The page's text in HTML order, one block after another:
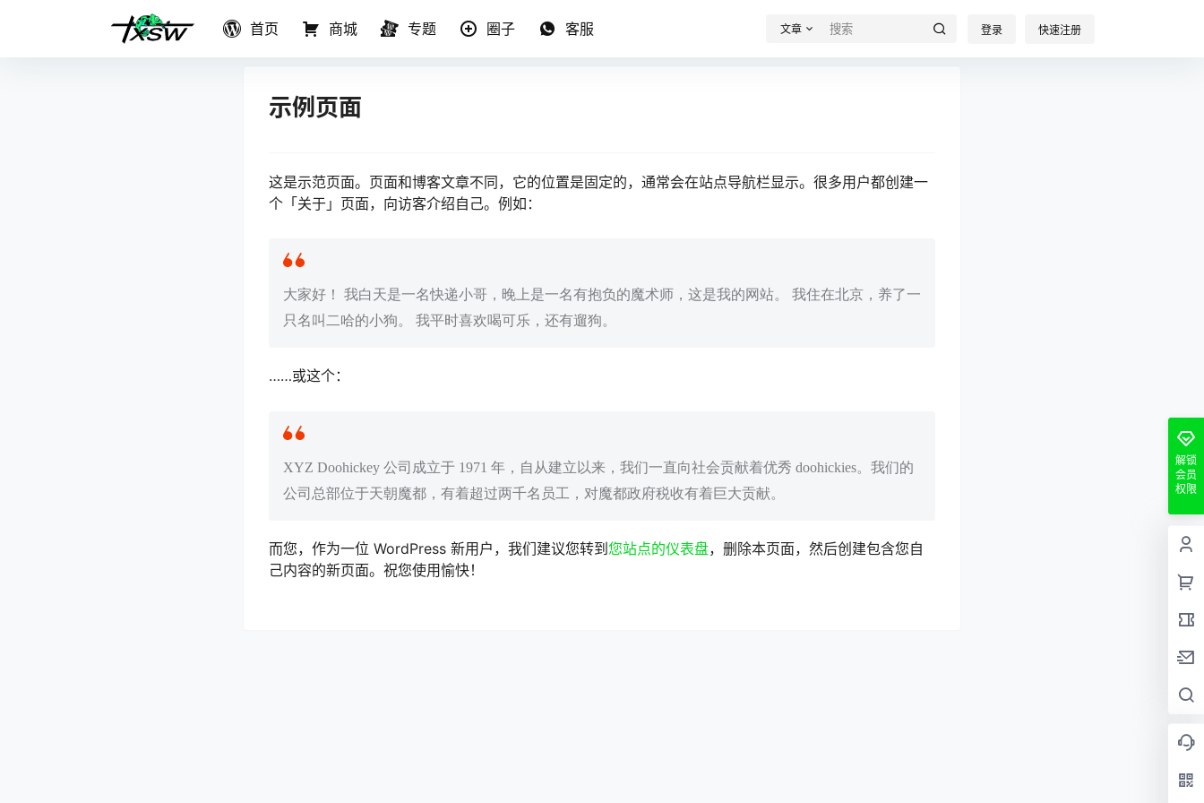
首页 商城 专题 圈子 客服 文章 登录 快速注册
示例页面
这是示范页面。页面和博客文章不同，它的位置是固定的，通常会在站点导航栏显示。很多用户都创建一
个「关于」页面，向访客介绍自己。例如：
大家好！ 我白天是一名快递小哥，晚上是一名有抱负的魔术师，这是我的网站。 我住在北京，养了一
只名叫二哈的小狗。 我平时喜欢喝可乐，还有遛狗。
……或这个：
XYZ Doohickey 公司成立于 1971 年，自从建立以来，我们一直向社会贡献着优秀 doohickies。我们的
公司总部位于天朝魔都，有着超过两千名员工，对魔都政府税收有着巨大贡献。
而您，作为一位 WordPress 新用户，我们建议您转到您站点的仪表盘，删除本页面，然后创建包含您自
己内容的新页面。祝您使用愉快！
解锁
会员
权限